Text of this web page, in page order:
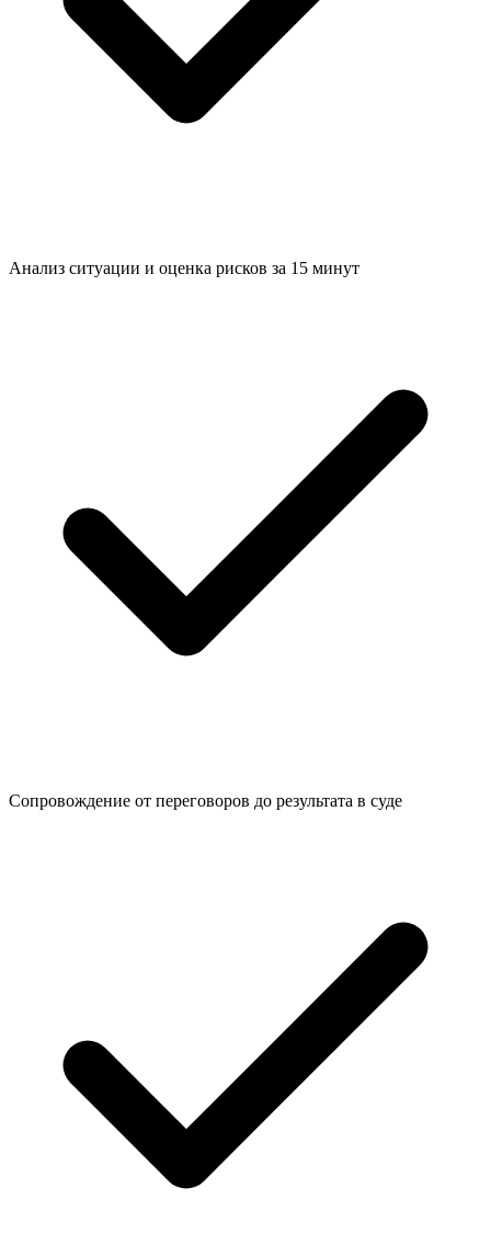
Анализ ситуации и оценка рисков за 15 минут
Сопровождение от переговоров до результата в суде